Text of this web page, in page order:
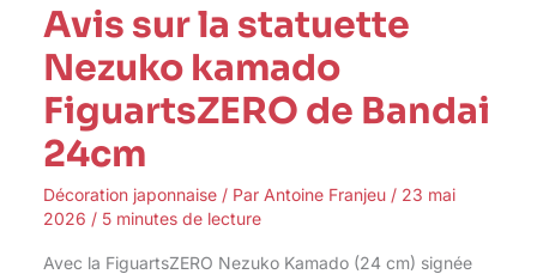
Avis sur la statuette
Nezuko kamado
FiguartsZERO de Bandai
24cm
Décoration japonnaise/ Par Antoine Franjeu / 23 mai
2026 / 5 minutes de lecture
Avec la FiguartsZERO Nezuko Kamado (24 cm) signée